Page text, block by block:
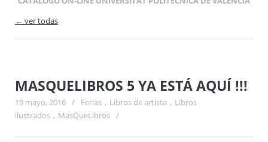
← ver todas
MASQUELIBROS 5 YA ESTÁ AQUÍ !!!
19 mayo, 2016 / Ferias , Libros de artista , Libros
ilustrados , MasQueLibros /